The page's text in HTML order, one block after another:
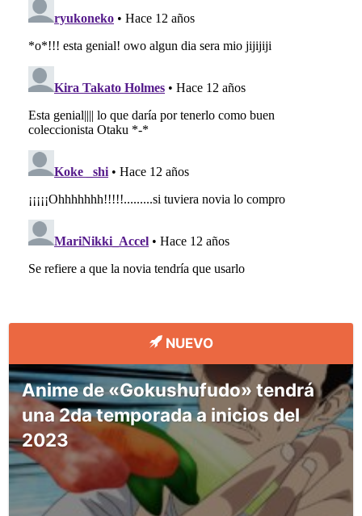
NUEVO
Anime de «Gokushufudo» tendrá
una 2da temporada a inicios del
2023